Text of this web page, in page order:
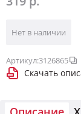
Нет в наличии
Артикул:3126865
Скачать